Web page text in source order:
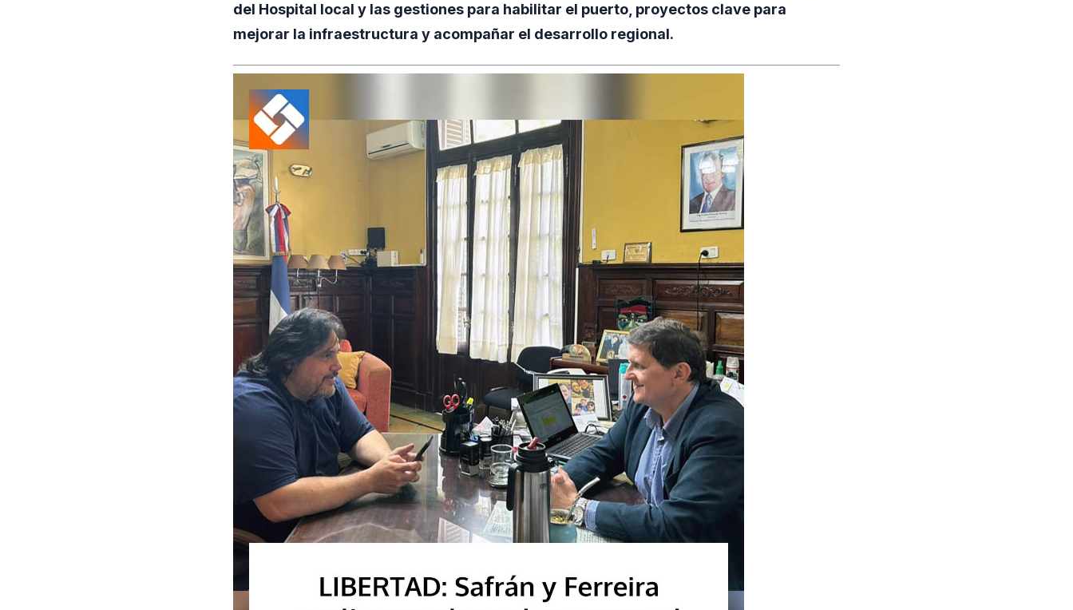
del Hospital local y las gestiones para habilitar el puerto, proyectos clave para
mejorar la infraestructura y acompañar el desarrollo regional.